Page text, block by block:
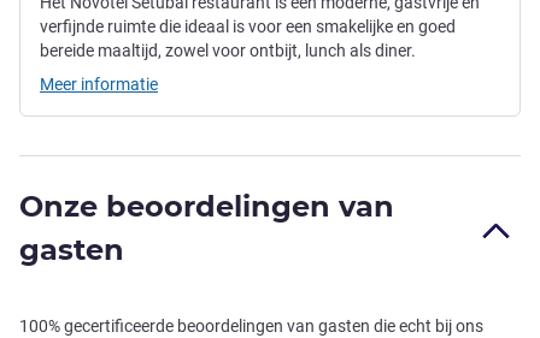
verfijnde ruimte die ideaal is voor een smakelijke en goed
bereide maaltijd, zowel voor ontbijt, lunch als diner.
Meer informatie
Onze beoordelingen van
gasten
100% gecertificeerde beoordelingen van gasten die echt bij ons